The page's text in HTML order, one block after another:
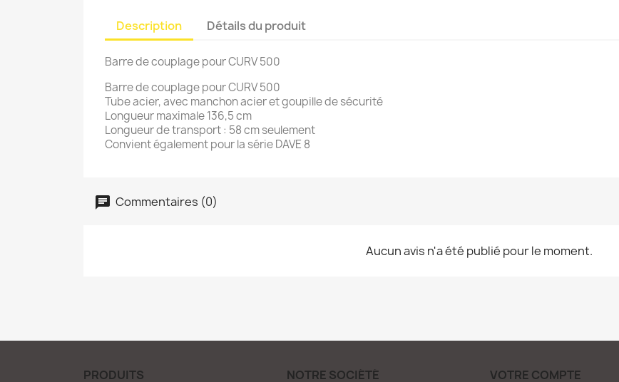
Description Détails du produit
Barre de couplage pour CURV 500
Barre de couplage pour CURV 500
Tube acier, avec manchon acier et goupille de sécurité
Longueur maximale 136,5 cm
Longueur de transport : 58 cm seulement
Convient également pour la série DAVE 8
Commentaires (0)
Aucun avis n'a été publié pour le moment.
PRODUITS NOTRE SOCIÉTÉ VOTRE COMPTE